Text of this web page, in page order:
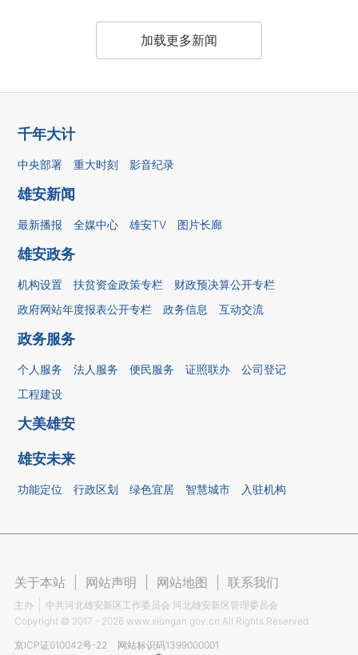
加载更多新闻
千年大计
中央部署 重大时刻 影音纪录
雄安新闻
最新播报 全媒中心 雄安TV 图片长廊
雄安政务
机构设置 扶贫资金政策专栏
财政预决算公开专栏
政府网站年度报表公开专栏
政务信息 互动交流
政务服务
个人服务 法人服务 便民服务 证照联办
公司登记
工程建设
大美雄安
雄安未来
功能定位 行政区划 绿色宜居 智慧城市 入驻机构
关于本站 网站声明 网站地图 联系我们
主办
中共河北雄安新区工作委员会 河北雄安新区管理委员会
Copyright © 2017 - 2026 www.xiongan.gov.cn All Rights Reserved.
京ICP证010042号-22
网站标识码1399000001